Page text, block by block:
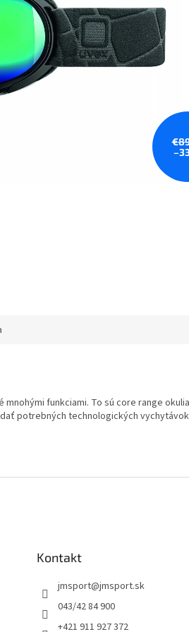
funkciami. To sú core range
potrebných technologických
Kontakt
jmsport@jmsport.sk
043/42 84 900
+421 911 927 372